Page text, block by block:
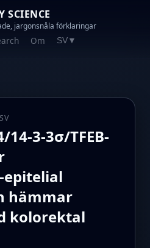
SCIENCE
jargonsnåla förklaringar
Om SV ▼
14-3-3σ/TFEB-
hämmar
kolorektal